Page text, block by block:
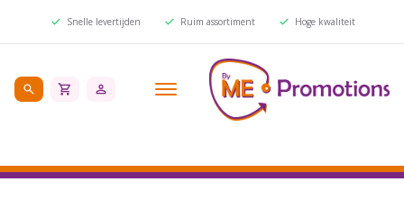
Snelle levertijden Ruim assortiment Hoge kwaliteit